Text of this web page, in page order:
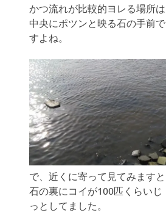
かつ流れが比較的ヨレる場所は
中央にポツンと映る石の手前で
すよね。
で、近くに寄って見てみますと
石の裏にコイが100匹くらいじ
っとしてました。